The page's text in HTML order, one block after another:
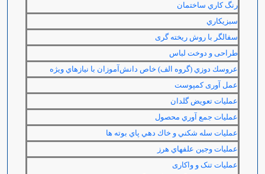
رنگ كاري ساختمان
سبزيكاري
سفالگر با روش ریخته گری
طراحی و دوخت لباس
عروسك دوزي (گروه الف) خاص دانش‌آموزان با نيازهاي ويژه
عمل آوری کمپوست
عمليات تعويض گلدان
عمليات جمع آوري محصول
عمليات سله شكني و خاك دهي پاي بوته ها
عمليات وجين علفهاي هرز
عملیات تنک و واکاری